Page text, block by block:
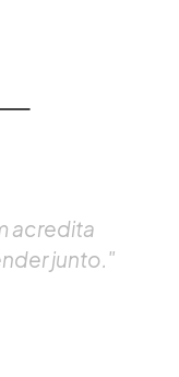
acredita
junto."